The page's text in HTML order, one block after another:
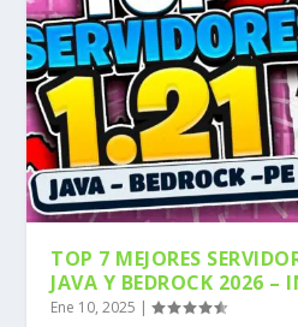
TOP 7 MEJORES
JAVA Y BEDROCK 2026 –
Ene 10, 2025 |